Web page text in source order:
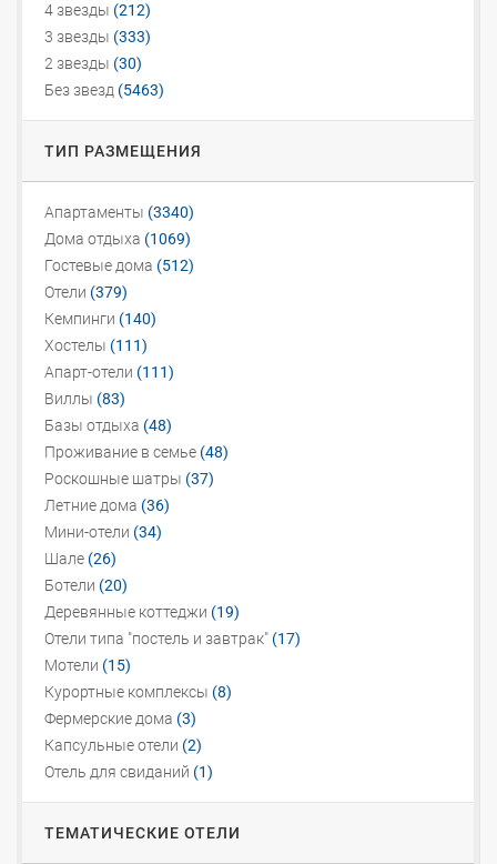
4 звезды (212)
3 звезды (333)
2 звезды (30)
Без звезд (5463)
ТИП РАЗМЕЩЕНИЯ
Апартаменты (3340)
Дома отдыха (1069)
Гостевые дома (512)
Отели (379)
Кемпинги (140)
Хостелы (111)
Апарт-отели (111)
Виллы (83)
Базы отдыха (48)
Проживание в семье (48)
Роскошные шатры (37)
Летние дома (36)
Мини-отели (34)
Шале (26)
Ботели (20)
Деревянные коттеджи (19)
Отели типа "постель и завтрак" (17)
Мотели (15)
Курортные комплексы (8)
Фермерские дома (3)
Капсульные отели (2)
Отель для свиданий (1)
ТЕМАТИЧЕСКИЕ ОТЕЛИ